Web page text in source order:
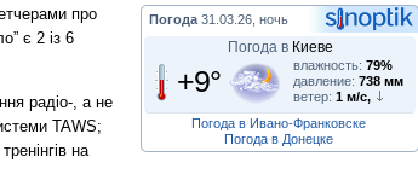
про
є 2 із 6
радіо-, а не
TAWS;
на
Погода 31.03.26, ночь
Погода в Киеве
+9° влажность: 79%
давление: 738 мм
ветер: 1 м/с,
Погода в Ивано-Франковске
Погода в Донецке